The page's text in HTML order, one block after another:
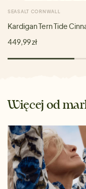
SEASALT CORNWALL
Kardigan Tern Tide
449,99 zł
Więcej od